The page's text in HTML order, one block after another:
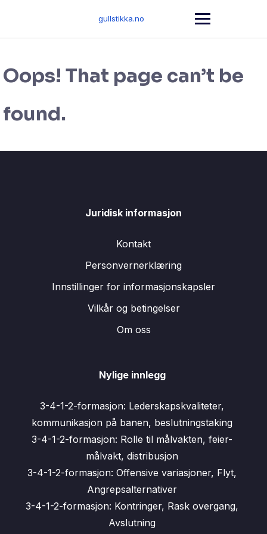
gullstikka.no
Oops! That page can’t be
found.
Juridisk informasjon
Kontakt
Personvernerklæring
Innstillinger for informasjonskapsler
Vilkår og betingelser
Om oss
Nylige innlegg
3-4-1-2-formasjon: Lederskapskvaliteter,
kommunikasjon på banen, beslutningstaking
3-4-1-2-formasjon: Rolle til målvakten, feier-
målvakt, distribusjon
3-4-1-2-formasjon: Offensive variasjoner, Flyt,
Angrepsalternativer
3-4-1-2-formasjon: Kontringer, Rask overgang,
Avslutning